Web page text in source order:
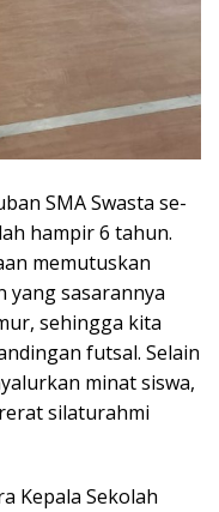
SMA Swasta se-
hampir 6 tahun.
memutuskan
yang sasarannya
sehingga kita
futsal. Selain
minat siswa,
silaturahmi
Kepala Sekolah